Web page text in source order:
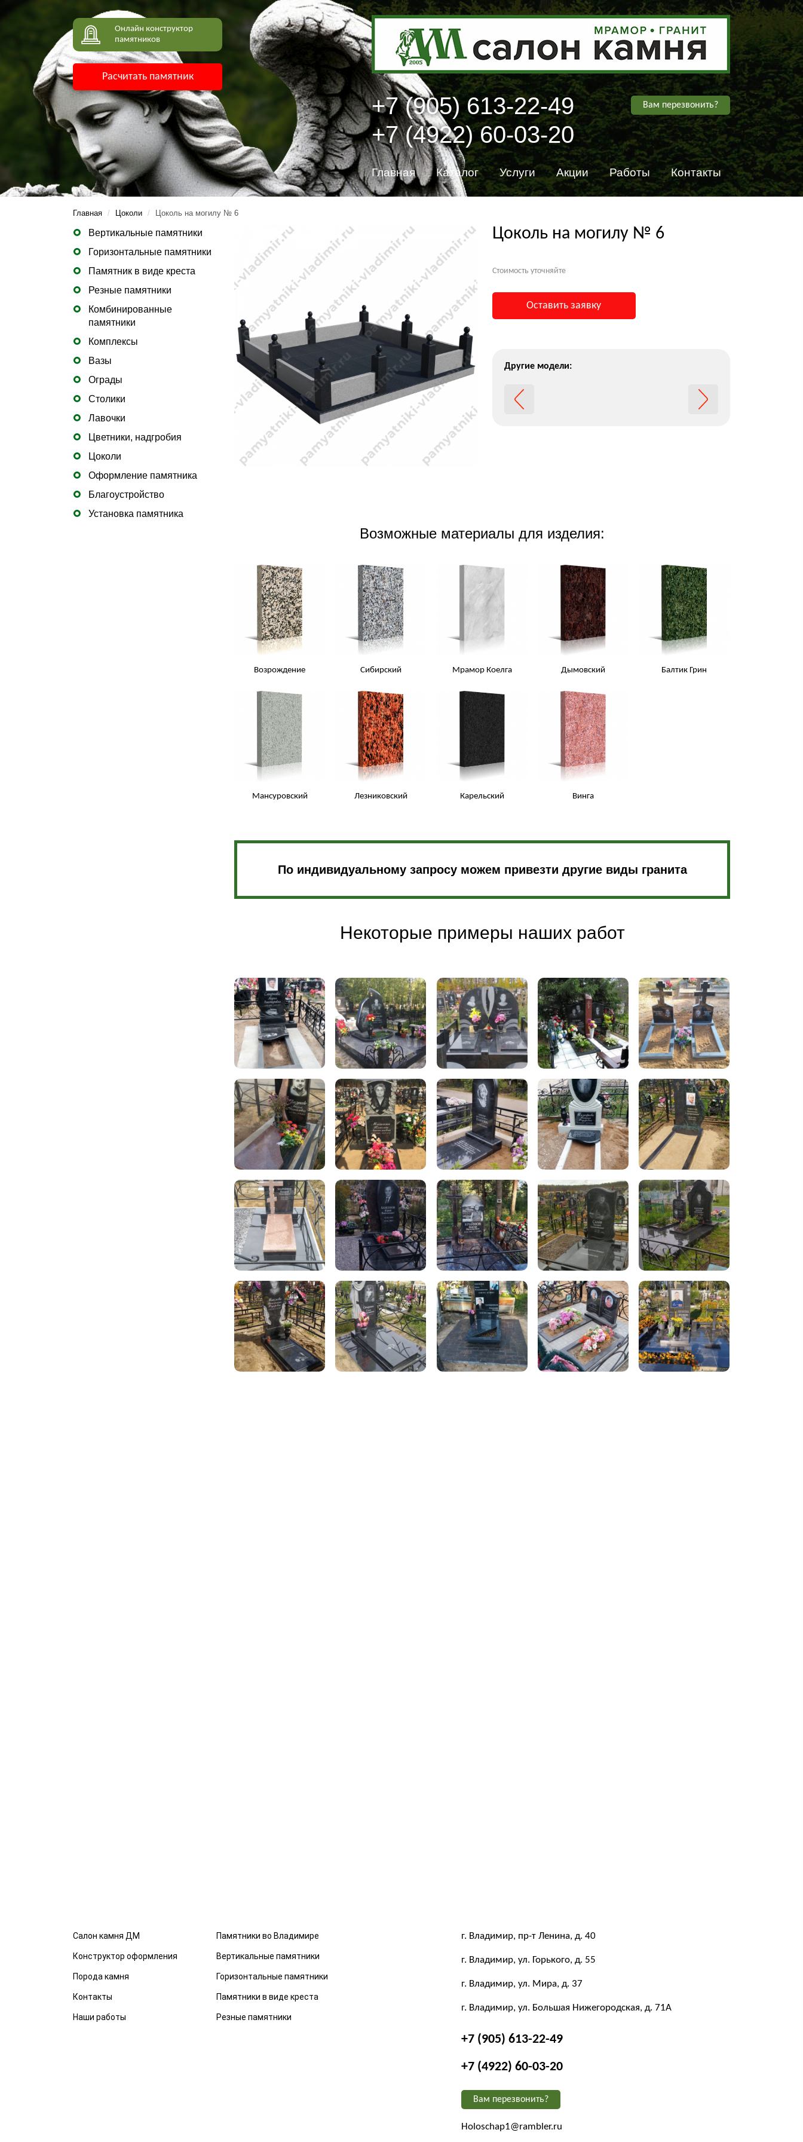
Онлайн конструктор
памятников
Расчитать памятник
+7 (905) 613-22-49
+7 (4922) 60-03-20
Вам перезвонить?
Главная Каталог Услуги Акции Работы Контакты
Главная / Цоколи / Цоколь на могилу № 6
Вертикальные памятники
Горизонтальные памятники
Памятник в виде креста
Резные памятники
Комбинированные
памятники
Комплексы
Вазы
Ограды
Столики
Лавочки
Цветники, надгробия
Цоколи
Оформление памятника
Благоустройство
Установка памятника
Цоколь на могилу № 6
Стоимость уточняйте
Оставить заявку
Другие модели:
Возможные материалы для изделия:
Возрождение Сибирский Мрамор Коелга Дымовский Балтик Грин
Мансуровский Лезниковский Карельский Винга
По индивидуальному запросу можем привезти другие виды гранита
Некоторые примеры наших работ
Салон камня ДМ
Конструктор оформления
Порода камня
Контакты
Наши работы
Памятники во Владимире
Вертикальные памятники
Горизонтальные памятники
Памятники в виде креста
Резные памятники
г. Владимир, пр-т Ленина, д. 40
г. Владимир, ул. Горького, д. 55
г. Владимир, ул. Мира, д. 37
г. Владимир, ул. Большая Нижегородская, д. 71А
+7 (905) 613-22-49
+7 (4922) 60-03-20
Вам перезвонить?
Holoschap1@rambler.ru